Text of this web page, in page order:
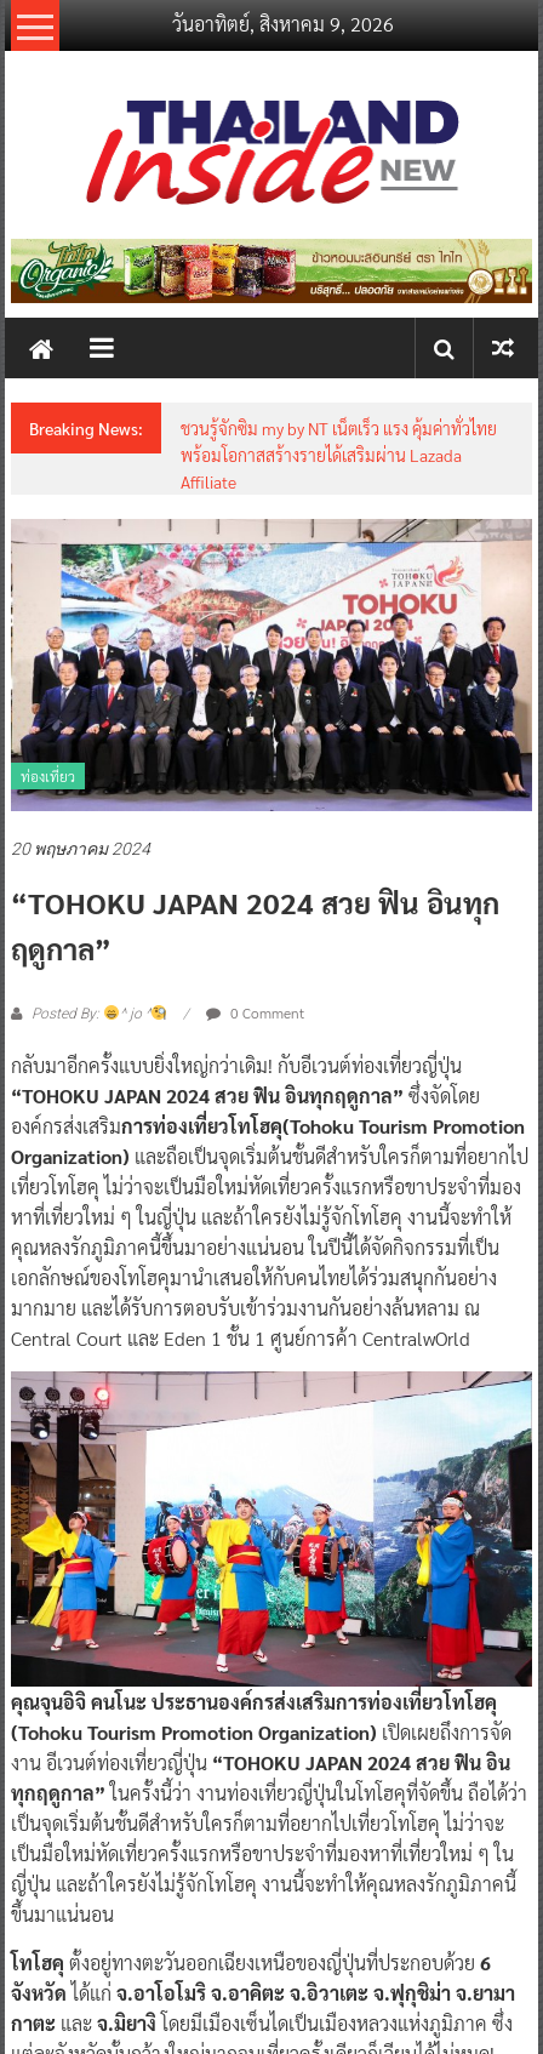
Skip
to
วันอาทิตย์, สิงหาคม 9, 2026
thailandinsidenew.com
Thailand
New
Breaking News:
ชวนรู้จักซิม my by NT เน็ตเร็ว แรง คุ้มค่าทั่วไทย
พร้อมโอกาสสร้างรายได้เสริมผ่าน Lazada
Affiliate
ท่องเที่ยว
20 พฤษภาคม 2024
“TOHOKU JAPAN 2024 สวย ฟิน อินทุก
ฤดูกาล”
Posted By: ^ jo ^ 0 Comment
กลับมาอีกครั้งแบบยิ่งใหญ่กว่าเดิม! กับอีเวนต์ท่องเที่ยวญี่ปุ่น
“TOHOKU JAPAN 2024 สวย ฟิน อินทุกฤดูกาล” ซึ่งจัดโดย
องค์กรส่งเสริมการท่องเที่ยวโทโฮคุ(Tohoku Tourism Promotion
Organization) และถือเป็นจุดเริ่มต้นชั้นดีสำหรับใครก็ตามที่อยากไป
เที่ยวโทโฮคุ ไม่ว่าจะเป็นมือใหม่หัดเที่ยวครั้งแรกหรือขาประจำที่มอง
หาที่เที่ยวใหม่ ๆ ในญี่ปุ่น และถ้าใครยังไม่รู้จักโทโฮคุ งานนี้จะทำให้
คุณหลงรักภูมิภาคนี้ขึ้นมาอย่างแน่นอน ในปีนี้ได้จัดกิจกรรมที่เป็น
เอกลักษณ์ของโทโฮคุมานำเสนอให้กับคนไทยได้ร่วมสนุกกันอย่าง
มากมาย และได้รับการตอบรับเข้าร่วมงานกันอย่างล้นหลาม ณ
Central Court และ Eden 1 ชั้น 1 ศูนย์การค้า CentralwOrld
คุณจุนอิจิ คนโนะ ประธานองค์กรส่งเสริมการท่องเที่ยวโทโฮคุ
(Tohoku Tourism Promotion Organization) เปิดเผยถึงการจัด
งาน อีเวนต์ท่องเที่ยวญี่ปุ่น “TOHOKU JAPAN 2024 สวย ฟิน อิน
ทุกฤดูกาล”ในครั้งนี้ว่า งานท่องเที่ยวญี่ปุ่นในโทโฮคุที่จัดขึ้น ถือได้ว่า
เป็นจุดเริ่มต้นชั้นดีสำหรับใครก็ตามที่อยากไปเที่ยวโทโฮคุ ไม่ว่าจะ
เป็นมือใหม่หัดเที่ยวครั้งแรกหรือขาประจำที่มองหาที่เที่ยวใหม่ ๆ ใน
ญี่ปุ่น และถ้าใครยังไม่รู้จักโทโฮคุ งานนี้จะทำให้คุณหลงรักภูมิภาคนี้
ขึ้นมาแน่นอน
โทโฮคุ ตั้งอยู่ทางตะวันออกเฉียงเหนือของญี่ปุ่นที่ประกอบด้วย 6
จังหวัดได้แก่ จ.อาโอโมริ จ.อาคิตะ จ.อิวาเตะ จ.ฟุกุชิม่า จ.ยามา
กาตะ และจ.มิยางิ โดยมีเมืองเซ็นไดเป็นเมืองหลวงแห่งภูมิภาค ซึ่ง